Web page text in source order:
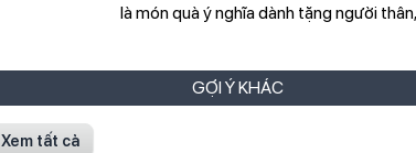
là món quà ý nghĩa dành tặng người
GỢI Ý KHÁC
Xem tất cả